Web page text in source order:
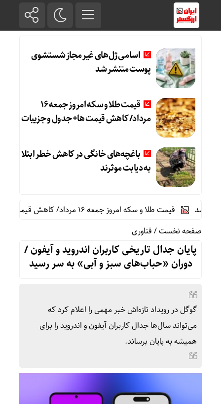
اسامی ژل‌های غیر مجاز شستشوی
پوست منتشر شد
قیمت طلا و سکه امروز جمعه ۱۶
مرداد/ کاهش قیمت ها+ جدول و جزییات
باغچه‌های خانگی در کاهش خطر ابتلا
به دیابت موثرند
قیمت طلا و سکه امروز جمعه ۱۶ مرداد/ کاهش قیمت ها+ جدول و جزییات
صفحه نخست/فناوری
پایان جدال تاریخی کاربران اندروید و آیفون /
دوران «حباب‌های سبز و آبی» به سر رسید
گوگل در رویداد تازه‌اش خبر مهمی را اعلام کرد که
می‌تواند سال‌ها جدال کاربران آیفون و اندروید را برای
همیشه به پایان برساند.